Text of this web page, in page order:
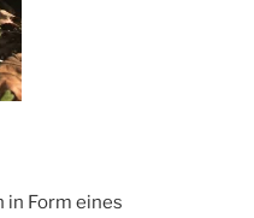
in Form eines